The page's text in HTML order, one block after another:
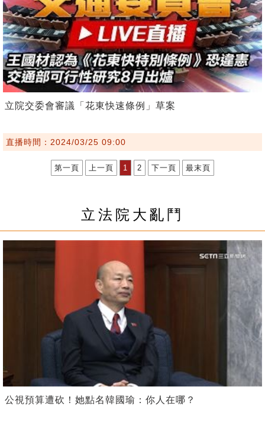
立院交委會審議「花東快速條例」草案
直播時間：2024/03/25 09:00
第一頁 上一頁 1 2 下一頁 最末頁
立法院大亂鬥
公視預算遭砍！她點名韓國瑜：你人在哪？